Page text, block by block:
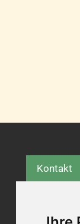
Kontakt